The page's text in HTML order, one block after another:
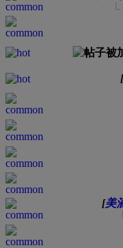
[
[美